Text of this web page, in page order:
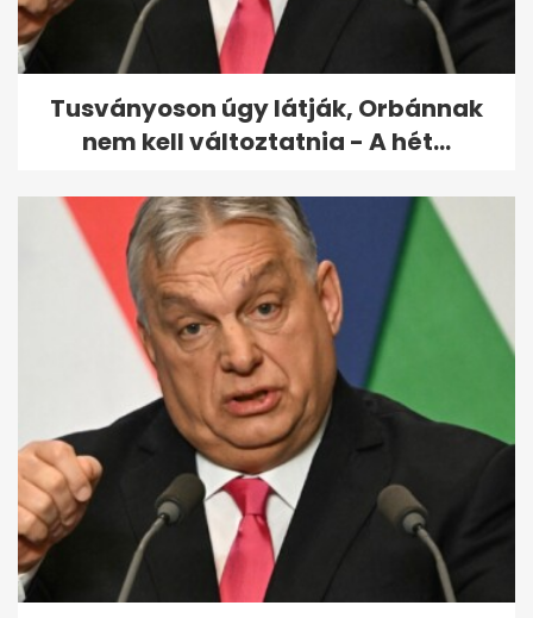
Tusványoson úgy látják, Orbánnak
nem kell változtatnia - A hét...